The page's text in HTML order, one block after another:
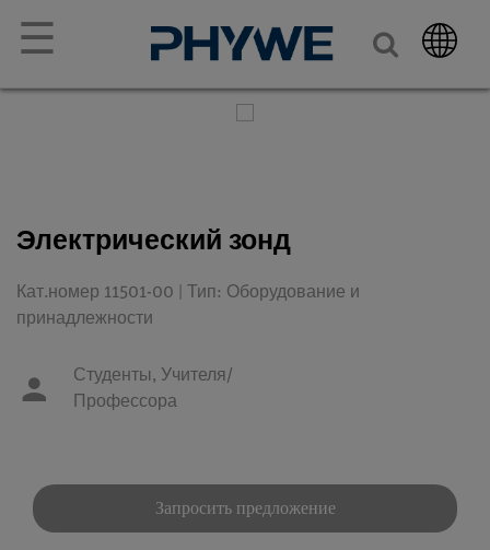
☰
Электрический зонд
Кат.номер 11501-00 | Тип: Оборудование и
принадлежности
Студенты, Учителя/
Профессора
Запросить предложение